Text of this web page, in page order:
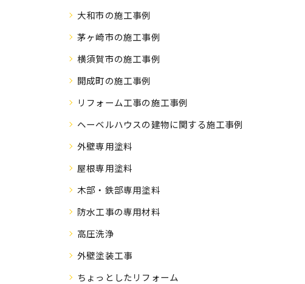
大和市の施工事例
茅ヶ崎市の施工事例
横須賀市の施工事例
開成町の施工事例
リフォーム工事の施工事例
ヘーベルハウスの建物に関する施工事例
外壁専用塗料
屋根専用塗料
木部・鉄部専用塗料
防水工事の専用材料
高圧洗浄
外壁塗装工事
ちょっとしたリフォーム